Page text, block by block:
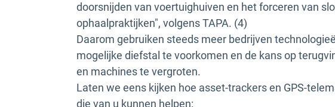
doorsnijden van voertuighuiven en het forceren van
ophaalpraktijken", volgens TAPA. (4)
Daarom gebruiken steeds meer bedrijven
mogelijke diefstal te voorkomen en de kans op
en machines te vergroten.
Laten we eens kijken hoe asset-trackers en GPS-
die van u kunnen helpen: